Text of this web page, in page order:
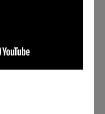
術文化中心 表演廳
pianos
“Prince Igor” for Two
子〉
for Two Pianos
作品17